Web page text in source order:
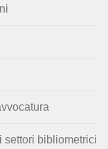
settori bibliometrici